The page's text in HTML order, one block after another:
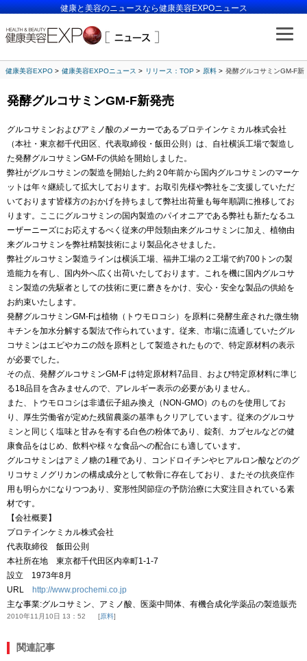
健康と美容のニュースなら健康美容EXPOニュース
健康美容EXPO 健康美容EXPOニュース リリース：TOP 原料 発酵グルコサミンGM-F新
発酵グルコサミンGM-F新発売
グルコサミンおよびアミノ酸のメーカーであるプロテインケミカル株式会社
（本社・東京都千代田区、代表取締役・飯田公則）は、自社横浜工場で製造し
た発酵グルコサミンGM-Fの供給を開始しました。
弊社がグルコサミンの製造を開始した約２0年前から国内グルコサミンのマーケ
ットは年々継続して拡大しております。お取引先様や弊社をご支援していただ
いております皆様方のおかげを持ちまして弊社出荷量も毎年順調に推移してお
ります。ここにグルコサミンの国内製造のパイオニアである弊社も新たなるユ
ーザーニーズにお応えするべく従来の甲殻類由来グルコサミンに加え、植物由
来グルコサミンを弊社精製技術により製品化させました。
弊社グルコサミン製造ラインは横浜工場、福井工場の２工場で約700トンの製
造能力を有し、国内外へ広く出荷いたしております。これを機に国内グルコサ
ミン製造の先駆者としての技術に更に磨きをかけ、安心・安全な製品の供給を
お約束いたします。
発酵グルコサミンGM-Fは植物（トウモロコシ）を原料に発酵生産された微生物
キチンを加水分解する製法で作られています。従来、市場に流通していたグル
コサミンはエビやカニの殻を原料として製造されたもので、特定原材料の表示
が必要でした。
その点、発酵グルコサミンGM-F は特定原材料7品目、および特定原材料に準じ
る18品目を含みませんので、アレルギー表示の必要がありません。
また、トウモロコシは非遺伝子組み換え（NON-GMO）のものを使用してお
り、厚生労働省が定めた残留農薬の基準もクリアしています。従来のグルコサ
ミンと同じく塩味と甘みを有する白色の粉体であり、錠剤、カプセルなどの健
康食品をはじめ、飲料や様々な食品への配合にも適しています。
グルコサミンはアミノ糖の1種であり、コンドロイチンやヒアルロン酸などのグ
リコサミノグリカンの構成成分として軟骨に存在しており、またその抗炎症作
用も明らかになりつつあり、変形性関節症の予防治療に大変注目されている素
材です。
【会社概要】
プロテインケミカル株式会社
代表取締役 飯田公則
本社所在地 東京都千代田区内幸町1-1-7
設立 1973年8月
URL
http://www.prochemi.co.jp
主な事業:グルコサミン、アミノ酸、医薬中間体、有機合成化学薬品の製造販売
2010年11月10日 13：52 原料
関連記事